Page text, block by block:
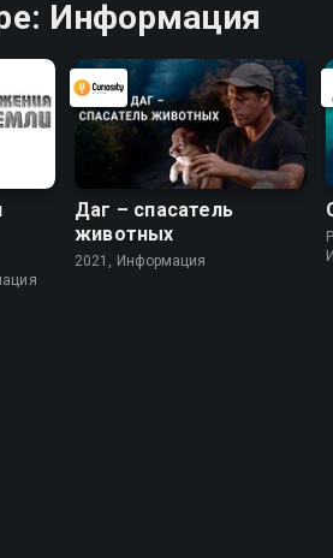
Информация
Даг – спасатель
животных
2021, Информация